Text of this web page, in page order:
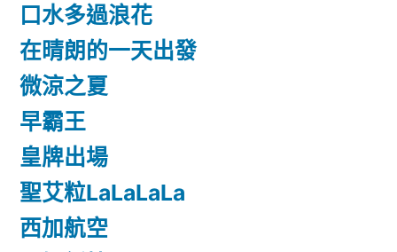
口水多過浪花
在晴朗的一天出發
微涼之夏
早霸王
皇牌出場
聖艾粒LaLaLaLa
西加航空